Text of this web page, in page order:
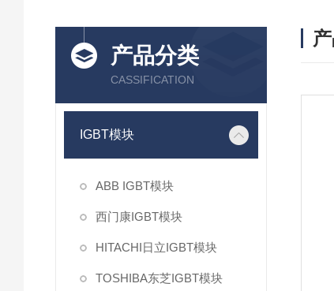
产品分类
CASSIFICATION
IGBT模块
ABB IGBT模块
西门康IGBT模块
HITACHI日立IGBT模块
TOSHIBA东芝IGBT模块